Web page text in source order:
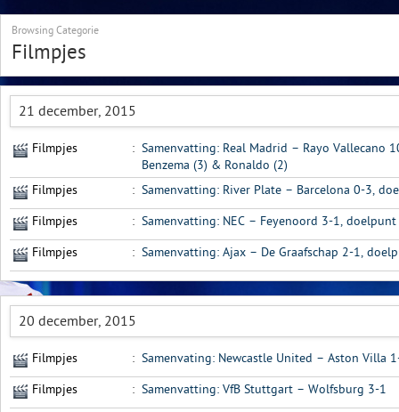
Browsing Categorie
Filmpjes
21 december, 2015
Filmpjes : Samenvatting: Real Madrid – Rayo Vallecano
Benzema (3) & Ronaldo (2)
Filmpjes
: Samenvatting: River Plate – Barcelona 0-3,
Filmpjes : Samenvatting: NEC – Feyenoord 3-1,
Filmpjes : Samenvatting: Ajax – De Graafschap 2-1,
20 december, 2015
Filmpjes : Samenvating: Newcastle United – Aston Villa
Filmpjes : Samenvatting: VfB Stuttgart – Wolfsburg 3-1